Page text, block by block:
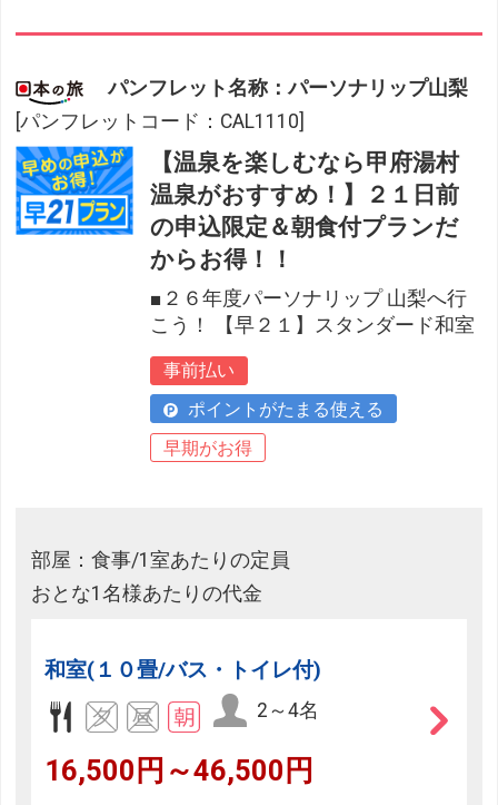
パンフレット名称：パーソナリップ山梨
[パンフレットコード：CAL1110]
【温泉を楽しむなら甲府湯村
温泉がおすすめ！】２１日前
の申込限定＆朝食付プランだ
からお得！！
■２６年度パーソナリップ 山梨へ行
こう！ 【早２１】スタンダード和室
事前払い
ポイントがたまる使える
早期がお得
部屋：食事/1室あたりの定員
おとな1名様あたりの代金
和室(１０畳/バス・トイレ付)
2～4名
16,500円～46,500円